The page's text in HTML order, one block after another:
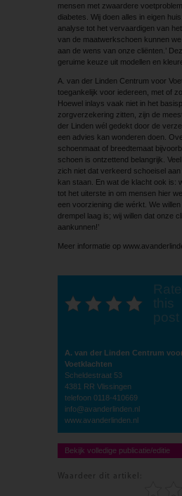
mensen met zwaardere
diabetes. Wij doen alles in eigen
analyse tot het vervaardigen van
van de maatwerkschoen kunnen
aan de wens van onze cliënten.’
geruime keuze uit modellen en
A. van der Linden Centrum voor
toegankelijk voor iedereen, met of
Hoewel inlays vaak niet in het
zorgverzekering zitten, zijn de
der Linden wél gedekt door de
een advies kan wonderen doen.
schoenmaat of breedtemaat
schoen is ontzettend belangrijk.
zich niet dat verkeerd schoeisel
kan staan. En wat de klacht ook is:
tot het uiterste in om mensen hier
een voorziening die wérkt. We
drempel laag is; wij willen dat onze
aankunnen!’
Meer informatie op
Rate
this
post
A. van der Linden Centrum
Voetklachten
Scheldestraat 53
4381 RR Vlissingen
telefoon 0118-410669
info@avanderlinden.nl
www.avanderlinden.nl
Bekijk volledige publicatie/editie
Waardeer dit artikel: